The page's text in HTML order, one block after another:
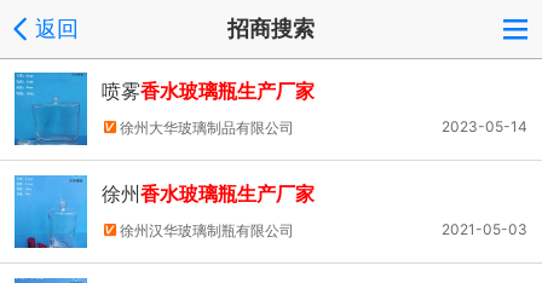
返回 招商搜索
喷雾香水玻璃瓶生产厂家
2023-05-14
徐州大华玻璃制品有限公司
徐州香水玻璃瓶生产厂家
2021-05-03
徐州汉华玻璃制瓶有限公司